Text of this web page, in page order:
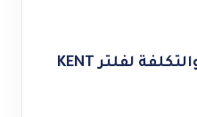
الاستدامة الاقتصادية والتكلفة لفلتر KENT